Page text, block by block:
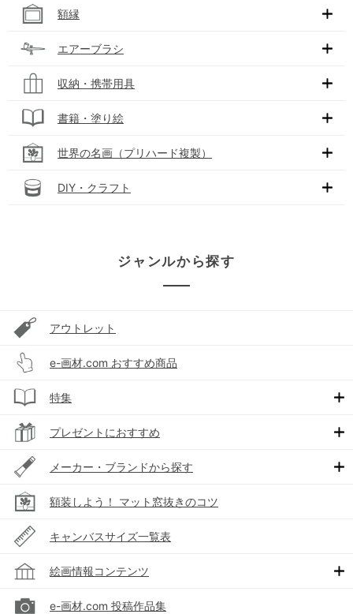
額縁
エアーブラシ
収納・携帯用具
書籍・塗り絵
世界の名画（プリハード複製）
DIY・クラフト
ジャンルから探す
アウトレット
e-画材.com おすすめ商品
特集
プレゼントにおすすめ
メーカー・ブランドから探す
額装しよう！ マット窓抜きのコツ
キャンバスサイズ一覧表
絵画情報コンテンツ
e-画材.com 投稿作品集